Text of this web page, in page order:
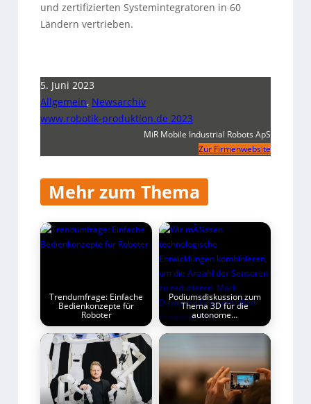
und zertifizierten Systemintegratoren in 60
Ländern vertrieben.
5. Juni 2023
Allgemein, Newsarchiv
www.robotik-produktion.de 2023
MiR Mobile Industrial Robots ApS
Zur Firmenwebsite
Mehr zum Thema
Trendumfrage: Einfache
Bedienkonzepte für
Roboter
Podiumsdiskussion zum
Thema 3D für die
autonome…